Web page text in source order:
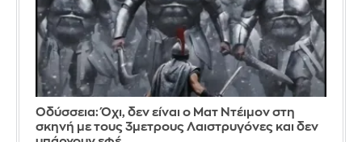
Οδύσσεια: Όχι, δεν είναι ο Ματ Ντέιμον στη
σκηνή με τους 3μετρους Λαιστρυγόνες και δεν